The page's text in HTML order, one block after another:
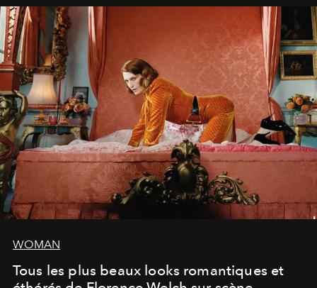
WOMAN
Tous les plus beaux looks romantiques et